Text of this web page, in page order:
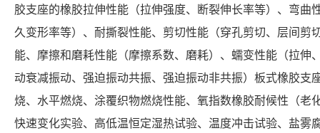
胶支座的橡胶拉伸性能（拉伸强度、断裂伸长率等）、弯曲
久变形率等）、耐撕裂性能、剪切性能（穿孔剪切、层间剪
能、摩擦和磨耗性能（摩擦系数、磨耗）、蠕变性能（拉伸
动衰减振动、强迫振动共振、强迫振动非共振）板式橡胶支
烧、水平燃烧、涂覆织物燃烧性能、氧指数橡胶耐候性（老
快速变化实验、高低温恒定湿热试验、温度冲击试验、盐雾